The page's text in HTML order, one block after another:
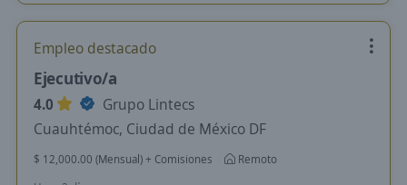
Empleo destacado
Ejecutivo/a
4.0
Grupo Lintecs
Cuauhtémoc, Ciudad de México DF
$ 12,000.00 (Mensual) + Comisiones
Remoto